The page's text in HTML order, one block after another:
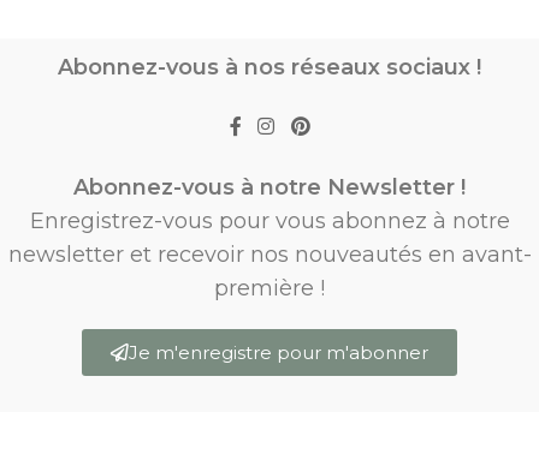
Abonnez-vous à nos réseaux sociaux !
Abonnez-vous à notre Newsletter !
Enregistrez-vous pour vous abonnez à notre
newsletter et recevoir nos nouveautés en avant-
première !
Je m'enregistre pour m'abonner